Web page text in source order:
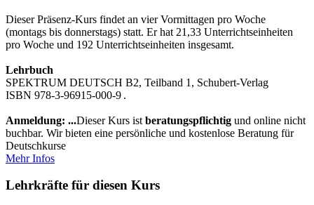
Dieser Präsenz-Kurs findet an vier Vormittagen pro Woche
(montags bis donnerstags) statt. Er hat 21,33 Unterrichtseinheiten
pro Woche und 192 Unterrichtseinheiten insgesamt.
Lehrbuch
SPEKTRUM DEUTSCH B2, Teilband 1, Schubert-Verlag
ISBN 978-3-96915-000-9 .
Anmeldung: ...Dieser Kurs ist beratungspflichtig und online nicht
buchbar. Wir bieten eine persönliche und kostenlose Beratung für
Deutschkurse
Mehr Infos
Lehrkräfte für diesen Kurs